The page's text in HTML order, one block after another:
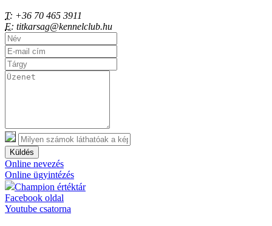
T: +36 70 465 3911
E: titkarsag@kennelclub.hu
Küldés
Online nevezés
Online ügyintézés
Champion értéktár
Facebook oldal
Youtube csatorna